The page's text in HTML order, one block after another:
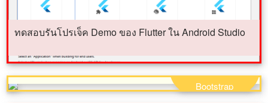
ทดสอบรันโปรเจ็ค Demo ของ Flutter ใน Android Studio
แจกโค้ด ajax เพิ่ม ลบ แก้ไข แบ่งหน้า ร่วมกัน bootstrap
modal
Bootstrap